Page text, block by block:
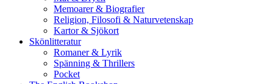
Memoarer & Biografier
Religion, Filosofi & Naturvetenskap
Kartor & Sjökort
Skönlitteratur
Romaner & Lyrik
Spänning & Thrillers
Pocket